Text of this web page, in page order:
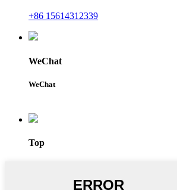
+86 15614312339
WeChat
WeChat
Top